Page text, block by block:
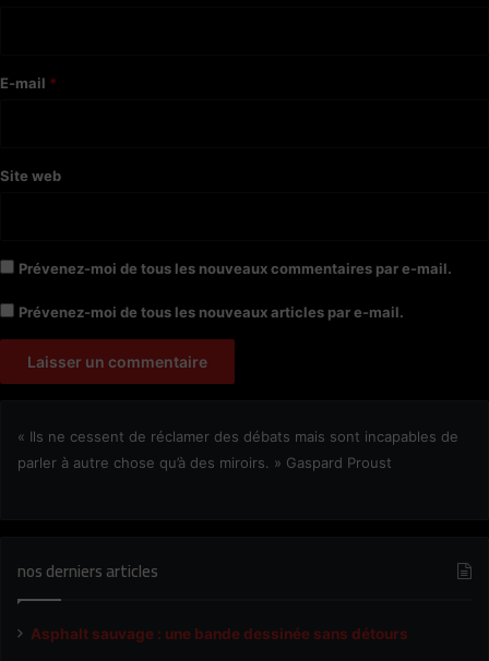
e
E-mail *
Site web
Prévenez-moi de tous les nouveaux commentaires par e-mail.
Prévenez-moi de tous les nouveaux articles par e-mail.
« Ils ne cessent de réclamer des débats mais sont incapables de
parler à autre chose qu’à des miroirs. » Gaspard Proust
nos derniers articles
Asphalt sauvage : une bande dessinée sans détours